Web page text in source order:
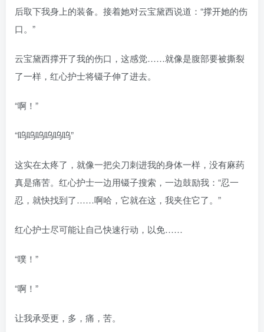
后取下我身上的装备。接着她对云宝黛西说道：“撑开她的伤
口。”
云宝黛西撑开了我的伤口，这感觉……就像是腹部要被撕裂
了一样，红心护士将镊子伸了进去。
“啊！”
“呜呜呜呜呜呜”
这实在太疼了，就像一把尖刀刺进我的身体一样，没有麻药
真是痛苦。红心护士一边用镊子搜索，一边鼓励我：“忍一
忍，就快找到了……啊哈，它就在这，我夹住它了。”
红心护士尽可能让自己快速行动，以免……
“噗！”
“啊！”
让我承受更，多，痛，苦。